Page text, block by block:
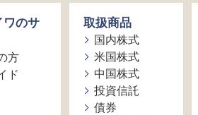
ワのサ
方
ド
取扱商品
国内株式
米国株式
中国株式
投資信託
債券